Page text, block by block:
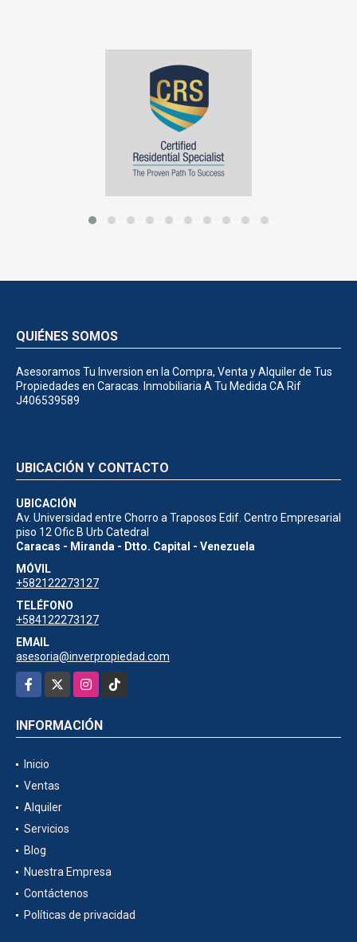
QUIÉNES SOMOS
Asesoramos Tu Inversion en la Compra, Venta y Alquiler de Tus
Propiedades en Caracas. Inmobiliaria A Tu Medida CA Rif
J406539589
UBICACIÓN Y CONTACTO
UBICACIÓN
Av. Universidad entre Chorro a Traposos Edif. Centro Empresarial
piso 12 Ofic B Urb Catedral
Caracas - Miranda - Dtto. Capital - Venezuela
MÓVIL
+582122273127
TELÉFONO
+584122273127
EMAIL
asesoria@inverpropiedad.com
Facebook
InstagramTikTok
INFORMACIÓN
Inicio
Ventas
Alquiler
Servicios
Blog
Nuestra Empresa
Contáctenos
Políticas de privacidad